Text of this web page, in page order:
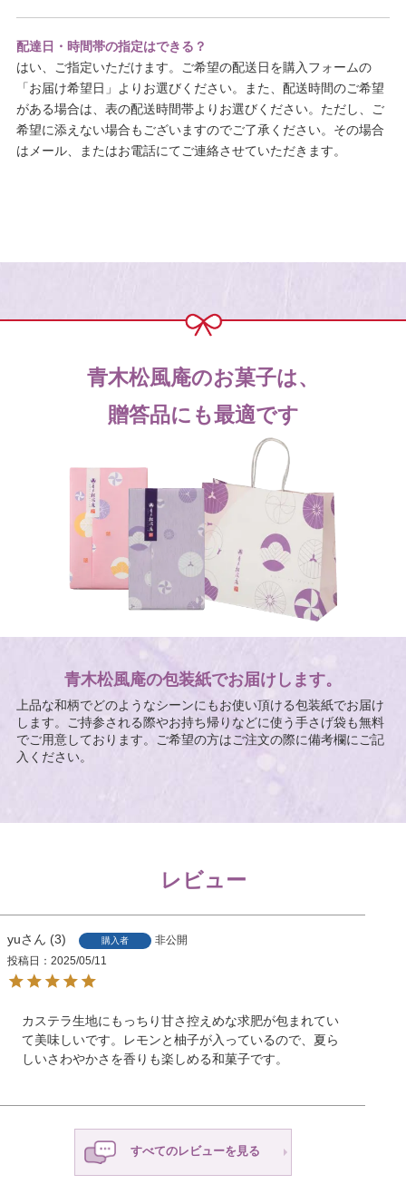
配達日・時間帯の指定はできる？
はい、ご指定いただけます。ご希望の配送日を購入フォームの
「お届け希望日」よりお選びください。また、配送時間のご希望
がある場合は、表の配送時間帯よりお選びください。ただし、ご
希望に添えない場合もございますのでご了承ください。その場合
はメール、またはお電話にてご連絡させていただきます。
青木松風庵のお菓子は、
贈答品にも最適です
青木松風庵の包装紙でお届けします。
上品な和柄でどのようなシーンにもお使い頂ける包装紙でお届け
します。ご持参される際やお持ち帰りなどに使う手さげ袋も無料
でご用意しております。ご希望の方はご注文の際に備考欄にご記
入ください。
レビュー
yu 3 購入者
非公開
投稿日
2025/05/11
カステラ生地にもっちり甘さ控えめな求肥が包まれてい
て美味しいです。レモンと柚子が入っているので、夏ら
しいさわやかさを香りも楽しめる和菓子です。
すべてのレビューを見る